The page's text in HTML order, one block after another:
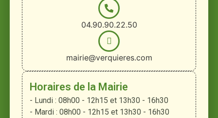
04.90.90.22.50
mairie@verquieres.com
Horaires de la Mairie
- Lundi : 08h00 - 12h15 et 13h30 - 16h30
- Mardi : 08h00 - 12h15 et 13h30 - 16h30